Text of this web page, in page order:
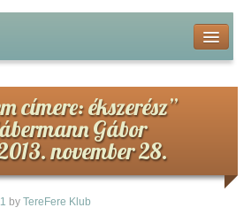
címere: ékszerész”
Gábor
november 28.
by TereFere Klub